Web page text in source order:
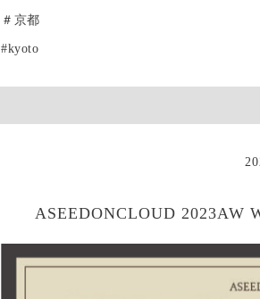
＃京都
#kyoto
ASEEDONCLOUD 2023AW